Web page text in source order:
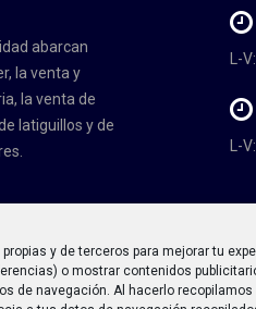
y de terceros para mejorar tu
o mostrar contenidos
de navegación. Al hacerlo
abarcan
la venta y
la venta de
latiguillos y de
L-
L-